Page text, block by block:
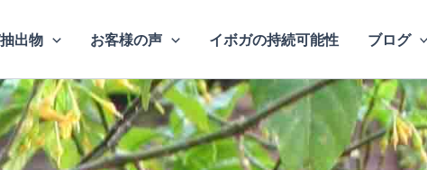
出物 お客様の声 イボガの持続可能性 ブログ